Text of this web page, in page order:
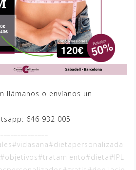
llámanos o envíanos un
646 932 005
#vidasana#dietapersonalizada
#objetivos#tratamiento#dieta#IPL